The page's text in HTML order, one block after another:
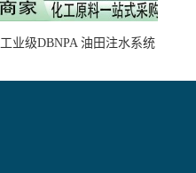
工业级DBNPA 油田注水系统